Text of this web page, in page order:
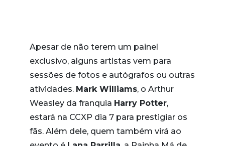
Apesar de não terem um painel
exclusivo, alguns artistas vem para
sessões de fotos e autógrafos ou outras
atividades. Mark Williams, o Arthur
Weasley da franquia Harry Potter,
estará na CCXP dia 7 para prestigiar os
fãs. Além dele, quem também virá ao